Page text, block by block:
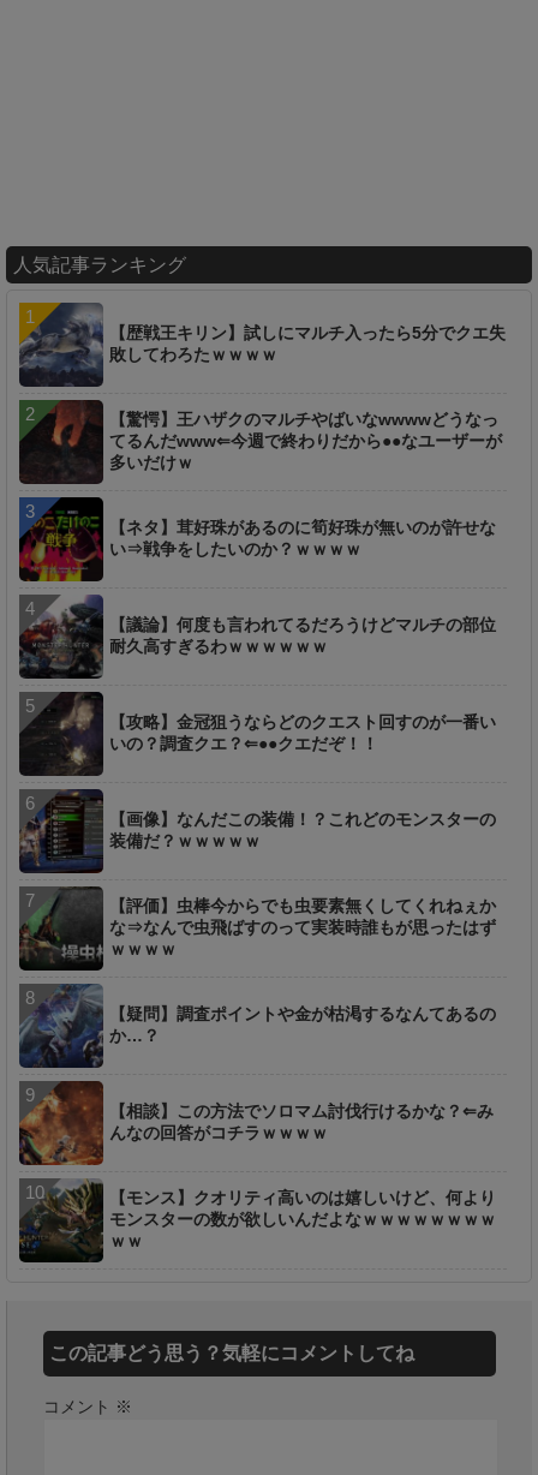
人気記事ランキング
【歴戦王キリン】試しにマルチ入ったら5分でクエ失
敗してわろたｗｗｗｗ
【驚愕】王ハザクのマルチやばいなwwwwどうなっ
てるんだwww⇐今週で終わりだから●●なユーザーが
多いだけｗ
【ネタ】茸好珠があるのに筍好珠が無いのが許せな
い⇒戦争をしたいのか？ｗｗｗｗ
【議論】何度も言われてるだろうけどマルチの部位
耐久高すぎるわｗｗｗｗｗｗ
【攻略】金冠狙うならどのクエスト回すのが一番い
いの？調査クエ？⇐●●クエだぞ！！
【画像】なんだこの装備！？これどのモンスターの
装備だ？ｗｗｗｗｗ
【評価】虫棒今からでも虫要素無くしてくれねぇか
な⇒なんで虫飛ばすのって実装時誰もが思ったはず
ｗｗｗｗ
【疑問】調査ポイントや金が枯渇するなんてあるの
か…？
【相談】この方法でソロマム討伐行けるかな？⇐み
んなの回答がコチラｗｗｗｗ
【モンス】クオリティ高いのは嬉しいけど、何より
モンスターの数が欲しいんだよなｗｗｗｗｗｗｗｗ
ｗｗ
この記事どう思う？気軽にコメントしてね
コメント ※